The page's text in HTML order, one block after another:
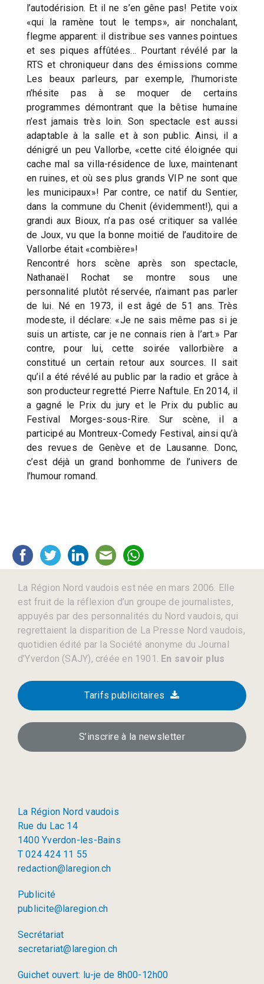
l’autodérision. Et il ne s’en gêne pas! Petite voix
«qui la ramène tout le temps», air nonchalant,
flegme apparent: il distribue ses vannes pointues
et ses piques affûtées… Pourtant révélé par la
RTS et chroniqueur dans des émissions comme
Les beaux parleurs, par exemple, l’humoriste
n’hésite pas à se moquer de certains
programmes démontrant que la bêtise humaine
n’est jamais très loin. Son spectacle est aussi
adaptable à la salle et à son public. Ainsi, il a
dénigré un peu Vallorbe, «cette cité éloignée qui
cache mal sa villa-résidence de luxe, maintenant
en ruines, et où ses plus grands VIP ne sont que
les municipaux»! Par contre, ce natif du Sentier,
dans la commune du Chenit (évidemment!), qui a
grandi aux Bioux, n’a pas osé critiquer sa vallée
de Joux, vu que la bonne moitié de l’auditoire de
Vallorbe était «combière»!
Rencontré hors scène après son spectacle,
Nathanaël Rochat se montre sous une
personnalité plutôt réservée, n’aimant pas parler
de lui. Né en 1973, il est âgé de 51 ans. Très
modeste, il déclare: «Je ne sais même pas si je
suis un artiste, car je ne connais rien à l’art.» Par
contre, pour lui, cette soirée vallorbière a
constitué un certain retour aux sources. Il sait
qu’il a été révélé au public par la radio et grâce à
son producteur regretté Pierre Naftule. En 2014, il
a gagné le Prix du jury et le Prix du public au
Festival Morges-sous-Rire. Sur scène, il a
participé au Montreux-Comedy Festival, ainsi qu’à
des revues de Genève et de Lausanne. Donc,
c’est déjà un grand bonhomme de l’univers de
l’humour romand.
La Région Nord vaudois est née en mars 2006. Elle
est fruit de la réflexion d’un groupe de journalistes,
appuyés par des personnalités du Nord vaudois, qui
regrettaient la disparition de La Presse Nord vaudois,
quotidien édité par la Société anonyme du Journal
d’Yverdon (SAJY), créée en 1901. En savoir plus
Tarifs publicitaires
S’inscrire à la newsletter
La Région Nord vaudois
Rue du Lac 14
1400 Yverdon-les-Bains
T 024 424 11 55
redaction@laregion.ch
Publicité
publicite@laregion.ch
Secrétariat
secretariat@laregion.ch
Guichet ouvert: lu-je de 8h00-12h00